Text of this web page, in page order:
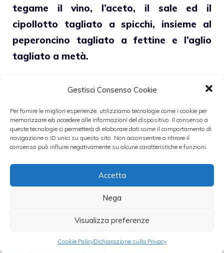
Gestisci Consenso Cookie
Per fornire le migliori esperienze, utilizziamo tecnologie come i cookie per
memorizzare e/o accedere alle informazioni del dispositivo. Il consenso a
queste tecnologie ci permetterà di elaborare dati come il comportamento di
navigazione o ID unici su questo sito. Non acconsentire o ritirare il
consenso può influire negativamente su alcune caratteristiche e funzioni.
Accetta
Nega
Visualizza preferenze
Cookie PolicyDichiarazione sulla Privacy
tegame il vino, l’aceto, il sale ed il
cipollotto tagliato a spicchi, insieme al
peperoncino tagliato a fettine e l’aglio
tagliato a metà.
Una volte che bolle cuociamo per 3 minuti e
composto nel contenitore con le alici e
lasciamo marinare 12 ore.
Una volta passate le 12 ore mettiamo il
tutto in un piatto da portata e serviamo.